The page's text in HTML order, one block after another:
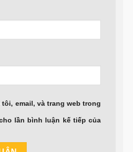
email, và trang web trong
lần bình luận kế tiếp của